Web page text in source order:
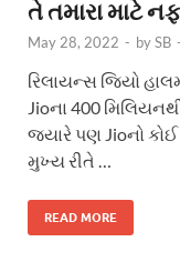
તે તમારા માટે
May 28, 2022 - bySB -
રિલાયન્સ જિયો
Jioના 400
જ્યારે પણ Jioનો કોઈ
મુખ્ય રીતે …
READ MORE